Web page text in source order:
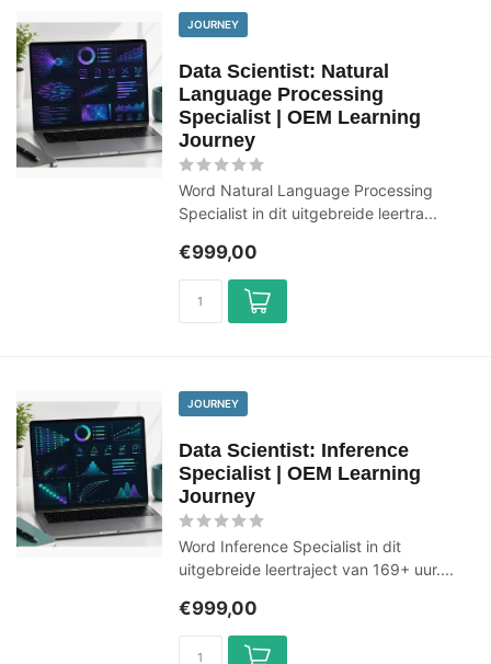
JOURNEY
Data Scientist: Natural
Language Processing
Specialist | OEM Learning
Journey
Word Natural Language Processing
Specialist in dit uitgebreide leertra...
€999,00
JOURNEY
Data Scientist: Inference
Specialist | OEM Learning
Journey
Word Inference Specialist in dit
uitgebreide leertraject van 169+ uur....
€999,00